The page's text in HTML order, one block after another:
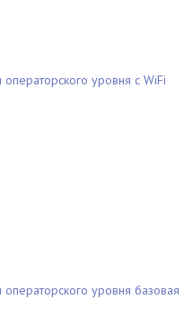
уровня с WiFi
уровня базовая